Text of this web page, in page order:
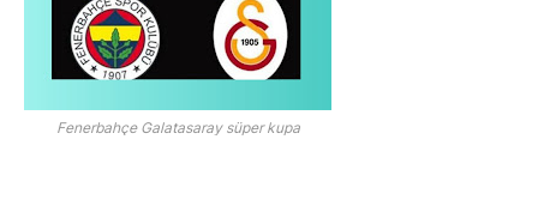
Fenerbahçe Galatasaray süper kupa